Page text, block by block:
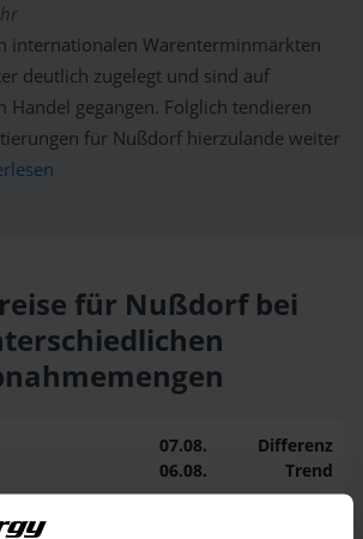
internationalen Warenterminmärkten
deutlich zugelegt und sind auf
Handel gegangen. Folglich tendieren
für Nußdorf hierzulande weiter
für Nußdorf bei
07.08.
06.08.
Differenz
Trend